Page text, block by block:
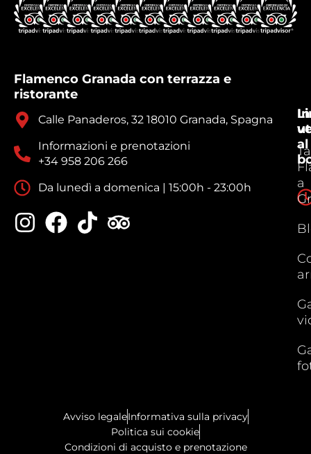
Flamenco Granada con terrazza e
ristorante
Calle Panaderos, 32 18010 Granada, Spagna
Informazioni e prenotazioni
+34 958 206 266
Da lunedì a domenica | 15:00h - 23:00h
In
al
a
Avviso legaleInformativa sulla privacy
Politica sui cookie
Condizioni di acquisto e prenotazione